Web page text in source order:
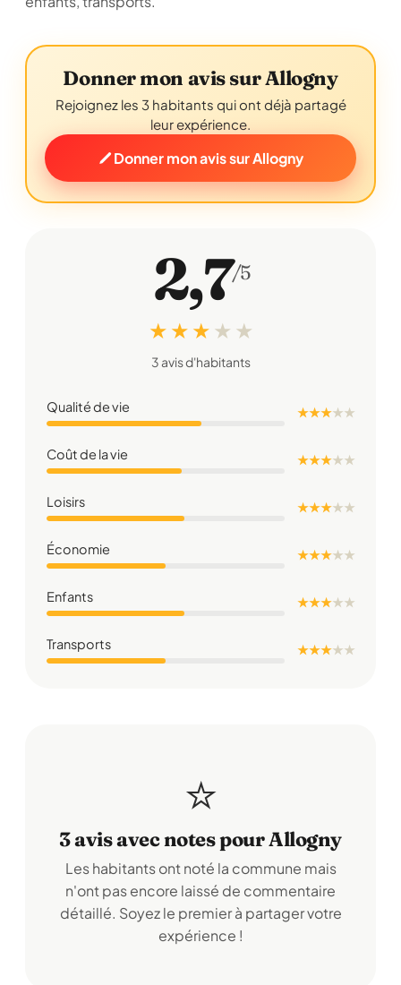
Donner mon avis sur Allogny
Rejoignez les 3 habitants qui ont déjà partagé
leur expérience.
Donner mon avis sur Allogny
2,7/5
★ ★ ★ ★ ★
3 avis d'habitants
Qualité de vie ★ ★ ★★★
Coût de la vie ★ ★ ★★★
Loisirs ★ ★ ★★★
Économie ★ ★ ★★★
Enfants ★ ★ ★★★
Transports ★ ★ ★★★
⭐
3 avis avec notes pour Allogny
Les habitants ont noté la commune mais
n'ont pas encore laissé de commentaire
détaillé. Soyez le premier à partager votre
expérience !